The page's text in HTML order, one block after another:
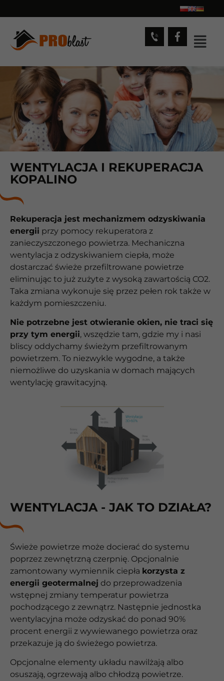
WENTYLACJA I REKUPERACJA
KOPALINO
Rekuperacja jest mechanizmem odzyskiwania
energii przy pomocy rekuperatora z
zanieczyszczonego powietrza. Mechaniczna
wentylacja z odzyskiwaniem ciepła, może
dostarczać świeże przefiltrowane powietrze
eliminując to już zużyte z wysoką zawartością CO2.
Taka zmiana wykonuje się przez pełen rok także w
każdym pomieszczeniu.
Nie potrzebne jest otwieranie okien, nie traci się
przy tym energii, wszędzie tam, gdzie my i nasi
bliscy oddychamy świeżym przefiltrowanym
powietrzem. To niezwykle wygodne, a także
niemożliwe do uzyskania w domach mających
wentylację grawitacyjną.
WENTYLACJA - JAK TO DZIAŁA?
Świeże powietrze może docierać do systemu
poprzez zewnętrzną czerpnię. Opcjonalnie
zamontowany wymiennik ciepła korzysta z
energii geotermalnej do przeprowadzenia
wstępnej zmiany temperatur powietrza
pochodzącego z zewnątrz. Następnie jednostka
wentylacyjna może odzyskać do ponad 90%
procent energii z wywiewanego powietrza oraz
przekazuje ją do świeżego powietrza.
Opcjonalne elementy układu nawilżają albo
osuszają, ogrzewają albo chłodzą powietrze.